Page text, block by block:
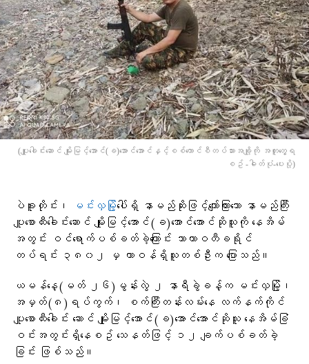
(ပျူခေါင်းဆောင် မျိုးမြင့်အောင်(ခ)အောင်အောင်နှင့်စစ်ကောင်စီတပ်သားအချို့ကို အတူတွေ့ရ
စဥ် -ဓါတ်ပုံ-ပေးပို့)
ပဲခူးတိုင်း၊ မင်းလှမြို့ပေါ်ရှိ နာမည်ဆိုးဖြင့်ကျော်ကြားသော နာမည်ကြီး
ပျူစောထီးခေါင်းဆောင် မျိုးမြင့်အောင်(ခ)အောင်အောင်ဆိုသူကို နေအိမ်
အတွင်း ဝင်ရောက်ပစ်ခတ်ခဲ့ကြောင်း သာယာဝတီခရိုင်
တပ်ရင်း ၃၈၀၂ မှ တာဝန်ရှိသူတစ်ဦးက ပြောသည်။
ယမန်နေ့(မတ် ၂၆)မွန်းလွဲ ၂ နာရီခွဲခန့်က မင်းလှမြို့၊
အမှတ်(၈)ရပ်ကွက်၊ စက်ကြီးတန်းလမ်းနေ လက်နက်ကိုင်
ပျူစောထီးခေါင်း ဆောင် မျိုးမြင့်အောင်(ခ)အောင်အောင်ဆိုသူ နေအိမ်ခြံ
ဝင်းအတွင်းရှိနေစဥ် သေနတ်ဖြင့် ၁၂ ချက်ပစ်ခတ်ခဲ့
ခြင်း ဖြစ်သည်။